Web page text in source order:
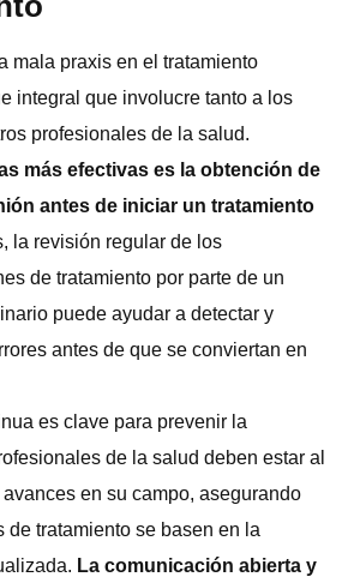
mala praxis en el tratamiento
integral que involucre tanto a los
profesionales de la salud.
más efectivas es la obtención de
antes de iniciar un tratamiento
la revisión regular de los
de tratamiento por parte de un
puede ayudar a detectar y
antes de que se conviertan en
es clave para prevenir la
de la salud deben estar al
en su campo, asegurando
de tratamiento se basen en la
La comunicación abierta y